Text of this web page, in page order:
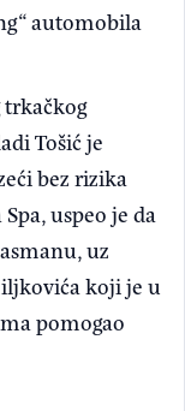
automobila
Tošić je
bez rizika
uspeo je da
uz
koji je u
pomogao